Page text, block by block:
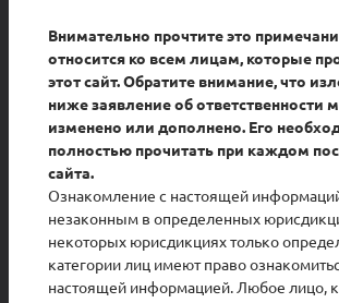
Документ
Пресс-релиз по
объявлению
сделки
Документ
Проспект
акций АО
Внимательно прочтите это
относится ко всем лицам, которые
этот сайт. Обратите внимание, что
ниже заявление об ответственности
изменено или дополнено. Его
полностью прочитать при каждом
сайта.
Ознакомление с настоящей
незаконным в определенных
некоторых юрисдикциях только
категории лиц имеют право
настоящей информацией. Любое лицо,